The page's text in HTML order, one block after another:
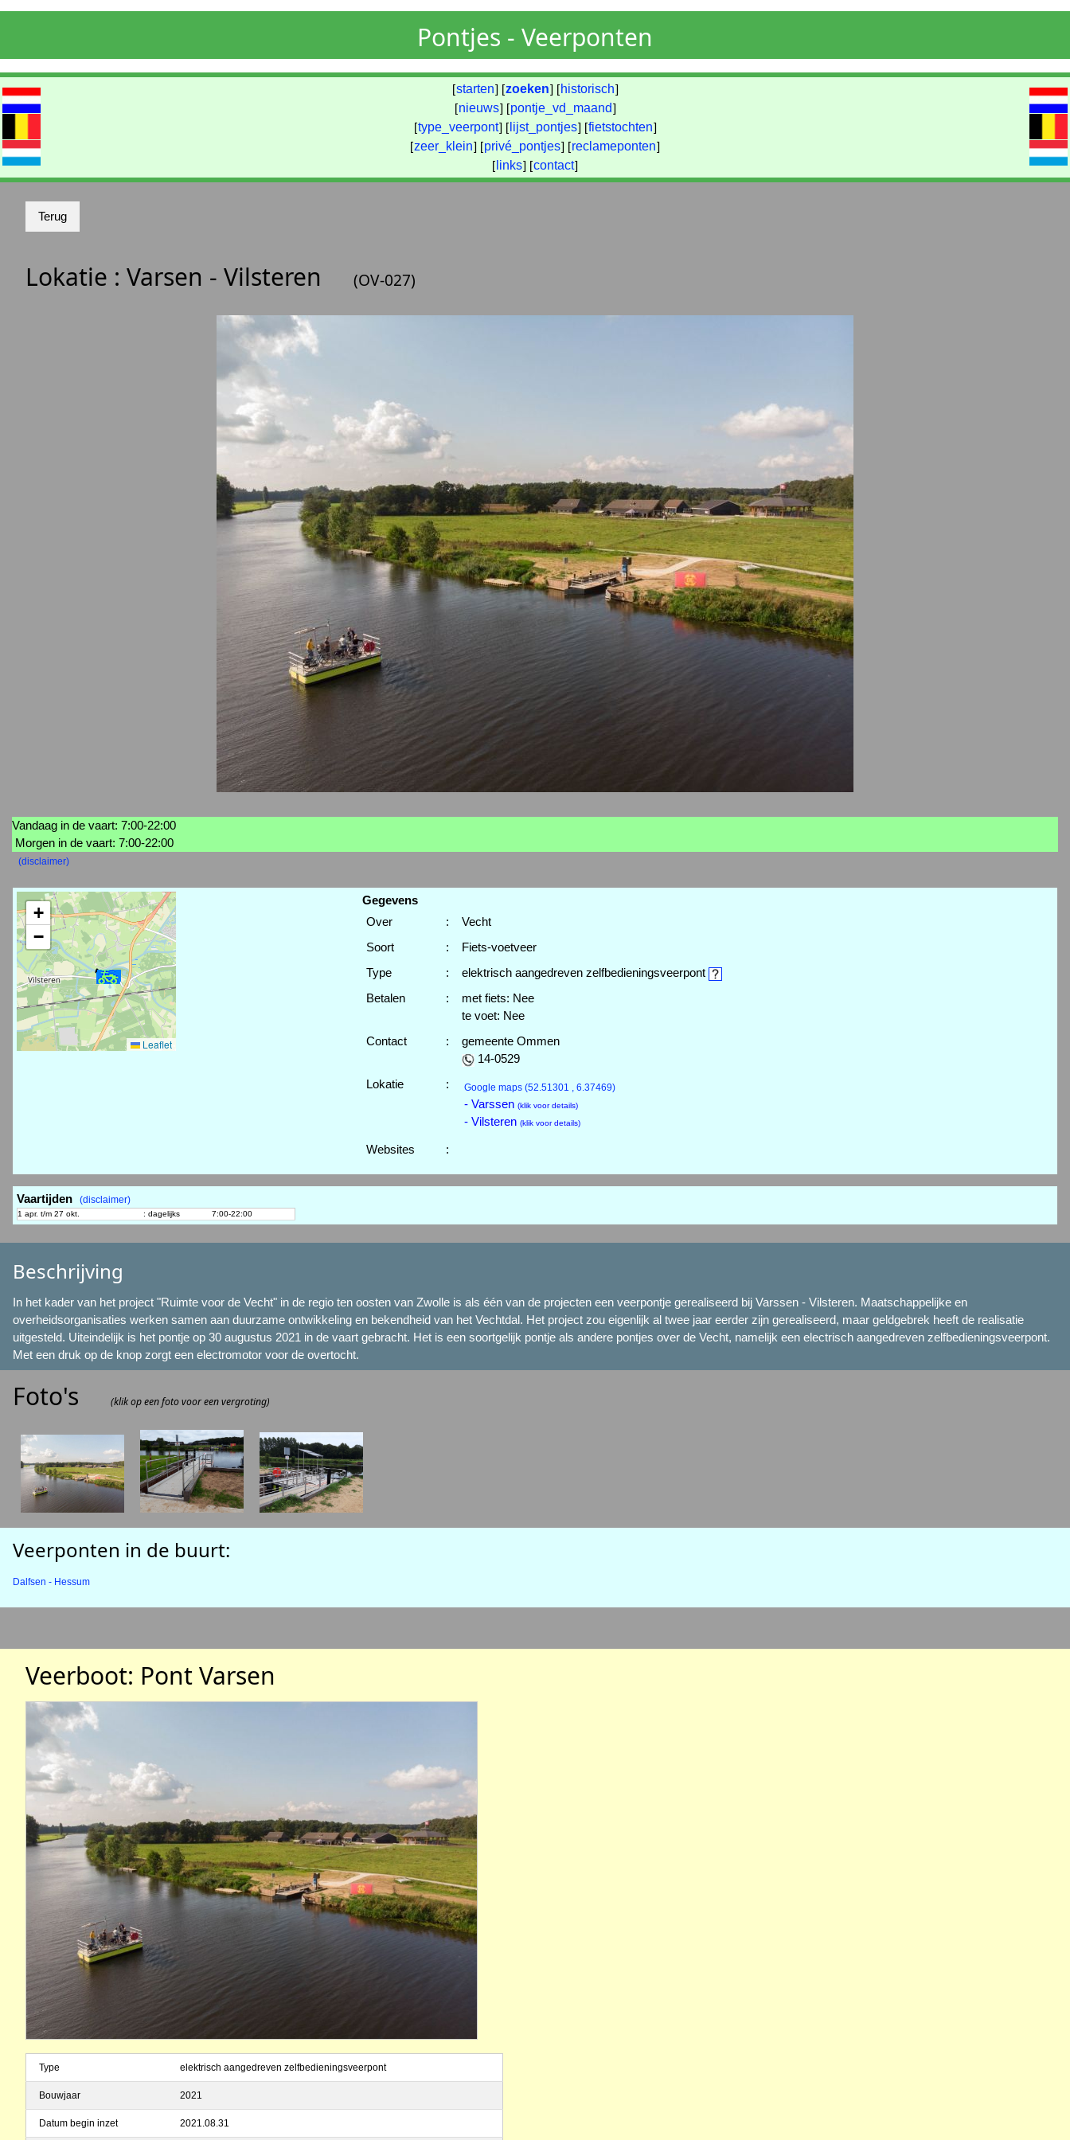
Pontjes - Veerponten
[starten] [zoeken] [ historisch]
[nieuws] [pontje_vd_maand]
[type_veerpont] [ lijst_pontjes] [fietstochten]
[zeer_klein] [privé_pontjes] [reclameponten]
[ links] [contact]
Lokatie : Varsen - Vilsteren (OV-027)
Vandaag in de vaart: 7:00-22:00
Morgen in de vaart: 7:00-22:00
(disclaimer)
+
−
Leaflet
Gegevens
Over
:
Vecht
Soort
:
Fiets-voetveer
Type
:
elektrisch aangedreven zelfbedieningsveerpont
Betalen
:
met fiets: Nee
te voet: Nee
Contact
:
gemeente Ommen
14-0529
Lokatie
: Google maps (52.51301 , 6.37469)
- Varssen (klik voor details)
- Vilsteren (klik voor details)
Websites :
Vaartijden (disclaimer)
1 apr. t/m 27 okt. : dagelijks 7:00-22:00
Beschrijving
In het kader van het project "Ruimte voor de Vecht" in de regio ten oosten van Zwolle is als één van de projecten een veerpontje gerealiseerd bij Varssen - Vilsteren. Maatschappelijke en
overheidsorganisaties werken samen aan duurzame ontwikkeling en bekendheid van het Vechtdal. Het project zou eigenlijk al twee jaar eerder zijn gerealiseerd, maar geldgebrek heeft de realisatie
uitgesteld. Uiteindelijk is het pontje op 30 augustus 2021 in de vaart gebracht. Het is een soortgelijk pontje als andere pontjes over de Vecht, namelijk een electrisch aangedreven zelfbedieningsveerpont.
Met een druk op de knop zorgt een electromotor voor de overtocht.
Foto's (klik op een foto voor een vergroting)
Veerponten in de buurt:
Dalfsen - Hessum
Veerboot: Pont Varsen
Type elektrisch aangedreven zelfbedieningsveerpont
Bouwjaar 2021
Datum begin inzet 2021.08.31